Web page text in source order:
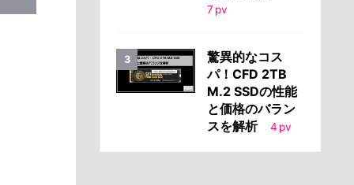
7 pv
驚異的なコス
パ！CFD 2TB
M.2 SSDの性能
と価格のバラン
スを解析
4 pv